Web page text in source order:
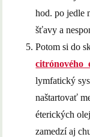
hod. po jedle
šťavy a
Potom si do
citrónového
lymfatický
naštartovať
éterických
zamedzí aj